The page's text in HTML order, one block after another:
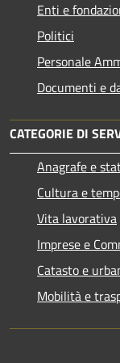
Enti e
Politici
Personale
Documenti e
CATEGORIE DI
Anagrafe e
Cultura e
Vita lavorativa
Imprese e
Catasto e
Mobilità e